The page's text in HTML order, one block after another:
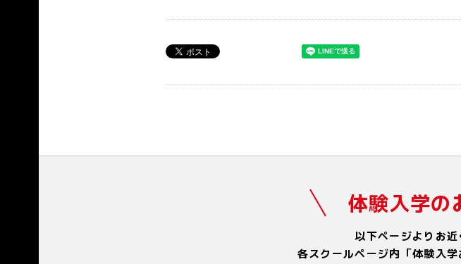
体験入学の
以下ページよりお近
各スクールページ内「体験入